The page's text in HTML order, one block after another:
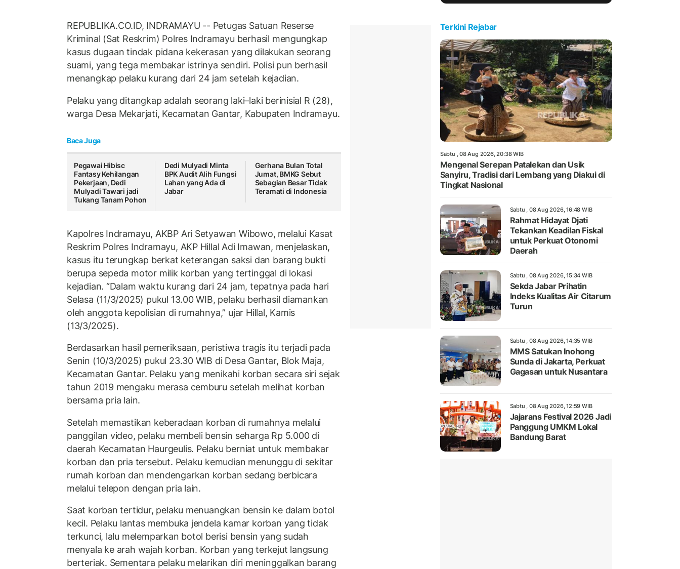
REPUBLIKA.CO.ID, INDRAMAYU -- Petugas Satuan Reserse
Kriminal (Sat Reskrim) Polres Indramayu berhasil mengungkap
kasus dugaan tindak pidana kekerasan yang dilakukan seorang
suami, yang tega membakar istrinya sendiri. Polisi pun berhasil
menangkap pelaku kurang dari 24 jam setelah kejadian.
Pelaku yang ditangkap adalah seorang laki–laki berinisial R (28),
warga Desa Mekarjati, Kecamatan Gantar, Kabupaten Indramayu.
Baca Juga
Pegawai Hibisc
Fantasy Kehilangan
Pekerjaan, Dedi
Mulyadi Tawari jadi
Tukang Tanam Pohon
Dedi Mulyadi Minta
BPK Audit Alih Fungsi
Lahan yang Ada di
Jabar
Gerhana Bulan Total
Jumat, BMKG Sebut
Sebagian Besar Tidak
Teramati di Indonesia
Kapolres Indramayu, AKBP Ari Setyawan Wibowo, melalui Kasat
Reskrim Polres Indramayu, AKP Hillal Adi Imawan, menjelaskan,
kasus itu terungkap berkat keterangan saksi dan barang bukti
berupa sepeda motor milik korban yang tertinggal di lokasi
kejadian. “Dalam waktu kurang dari 24 jam, tepatnya pada hari
Selasa (11/3/2025) pukul 13.00 WIB, pelaku berhasil diamankan
oleh anggota kepolisian di rumahnya,” ujar Hillal, Kamis
(13/3/2025).
Berdasarkan hasil pemeriksaan, peristiwa tragis itu terjadi pada
Senin (10/3/2025) pukul 23.30 WIB di Desa Gantar, Blok Maja,
Kecamatan Gantar. Pelaku yang menikahi korban secara siri sejak
tahun 2019 mengaku merasa cemburu setelah melihat korban
bersama pria lain.
Setelah memastikan keberadaan korban di rumahnya melalui
panggilan video, pelaku membeli bensin seharga Rp 5.000 di
daerah Kecamatan Haurgeulis. Pelaku berniat untuk membakar
korban dan pria tersebut. Pelaku kemudian menunggu di sekitar
rumah korban dan mendengarkan korban sedang berbicara
melalui telepon dengan pria lain.
Saat korban tertidur, pelaku menuangkan bensin ke dalam botol
kecil. Pelaku lantas membuka jendela kamar korban yang tidak
terkunci, lalu melemparkan botol berisi bensin yang sudah
menyala ke arah wajah korban. Korban yang terkejut langsung
berteriak. Sementara pelaku melarikan diri meninggalkan barang
Terkini Rejabar
Sabtu , 08 Aug 2026, 20:38 WIB
Mengenal Serepan Patalekan dan Usik
Sanyiru, Tradisi dari Lembang yang Diakui di
Tingkat Nasional
Sabtu , 08 Aug 2026, 16:48 WIB
Rahmat Hidayat Djati
Tekankan Keadilan Fiskal
untuk Perkuat Otonomi
Daerah
Sabtu , 08 Aug 2026, 15:34 WIB
Sekda Jabar Prihatin
Indeks Kualitas Air Citarum
Turun
Sabtu , 08 Aug 2026, 14:35 WIB
MMS Satukan Inohong
Sunda di Jakarta, Perkuat
Gagasan untuk Nusantara
Sabtu , 08 Aug 2026, 12:59 WIB
Jajarans Festival 2026 Jadi
Panggung UMKM Lokal
Bandung Barat